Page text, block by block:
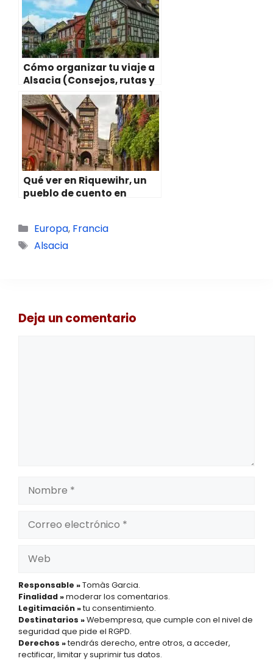
Cómo organizar tu viaje a
Alsacia (Consejos, rutas y
otros datos prácticos)
Qué ver en Riquewihr, un
pueblo de cuento en
Categorías
Europa, Francia
Etiquetas
Alsacia
Deja un comentario
Nombre
electrónico
Responsable »Tomàs Garcia.
Finalidad »moderar los comentarios.
Legitimación »tu consentimiento.
Destinatarios »Webempresa, que cumple con el nivel de
seguridad que pide el RGPD.
Derechos »tendrás derecho, entre otros, a acceder,
rectificar, limitar y suprimir tus datos.